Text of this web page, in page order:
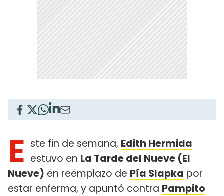
E ste fin de semana, Edith Hermida
estuvo en La Tarde del Nueve (El
Nueve) en reemplazo de Pía Slapka por
estar enferma, y apuntó contra Pampito